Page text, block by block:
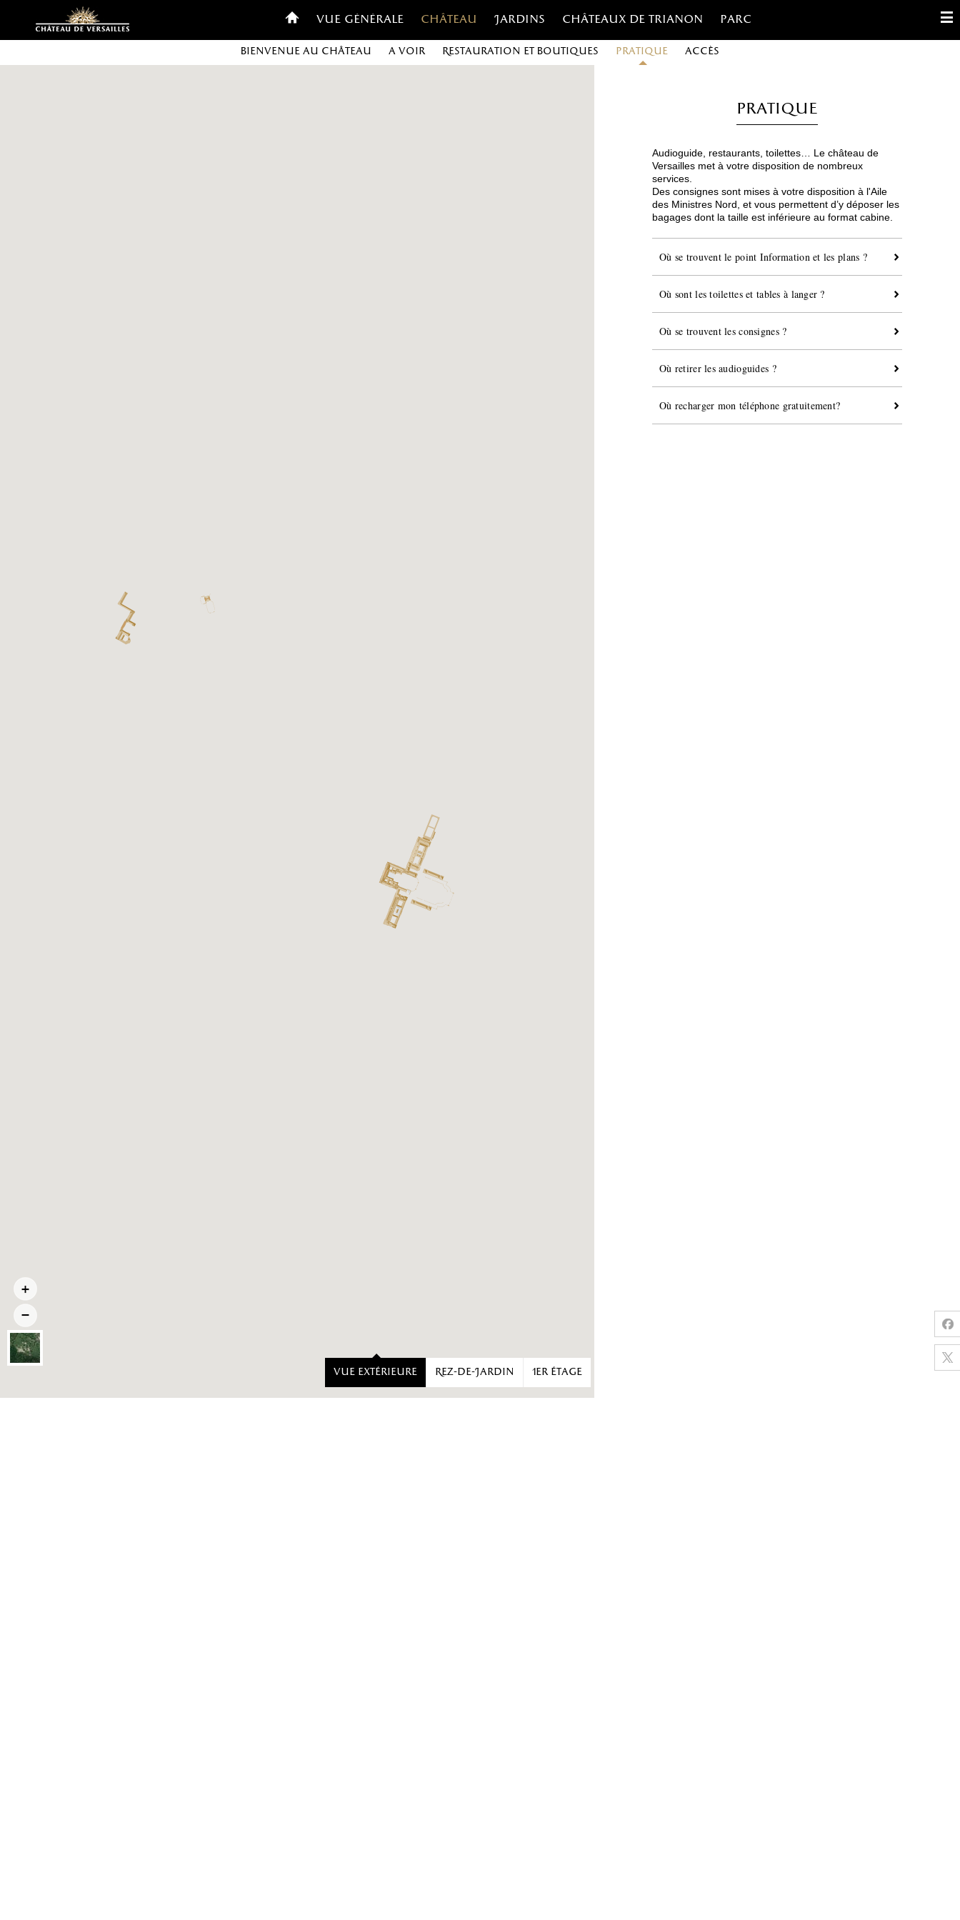
Vue générale Château Jardins Châteaux de trianon Parc
Bienvenue au Château A voir Restauration et boutiques Pratique Accès
Gestion des cookies
Contact
Vue extérieure Rez-de-Jardin 1er étage
Pratique
Audioguide, restaurants, toilettes… Le château de
Versailles met à votre disposition de nombreux
services.
Des consignes sont mises à votre disposition à l'Aile
des Ministres Nord, et vous permettent d’y déposer les
bagages dont la taille est inférieure au format cabine.
Où se trouvent le point Information et les plans ?
Où sont les toilettes et tables à langer ?
Où se trouvent les consignes ?
Où retirer les audioguides ?
Où recharger mon téléphone gratuitement?
Personnaliser les cookies